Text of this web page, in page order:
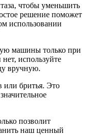
чтобы уменьшить
решение поможет
использовании
машины только при
используйте
вручную.
или бритья. Это
позволит
наш ценный